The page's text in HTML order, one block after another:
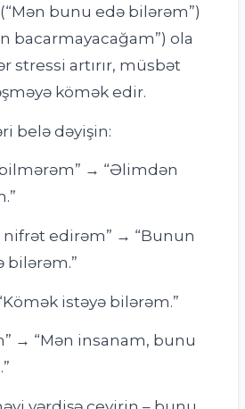
bunu edə bilərəm”)
bacarmayacağam”) ola
stressi artırır, müsbət
kömək edir.
belə dəyişin:
→ “Əlimdən
nifrət edirəm” → “Bunun
bilərəm.”
istəyə bilərəm.”
→ “Mən insanam, bunu